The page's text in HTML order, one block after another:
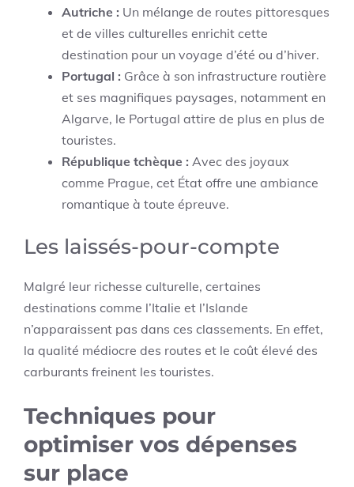
Autriche : Un mélange de routes pittoresques
et de villes culturelles enrichit cette
destination pour un voyage d’été ou d’hiver.
Portugal : Grâce à son infrastructure routière
et ses magnifiques paysages, notamment en
Algarve, le Portugal attire de plus en plus de
touristes.
République tchèque : Avec des joyaux
comme Prague, cet État offre une ambiance
romantique à toute épreuve.
Les laissés-pour-compte
Malgré leur richesse culturelle, certaines
destinations comme l’Italie et l’Islande
n’apparaissent pas dans ces classements. En effet,
la qualité médiocre des routes et le coût élevé des
carburants freinent les touristes.
Techniques pour
optimiser vos dépenses
sur place